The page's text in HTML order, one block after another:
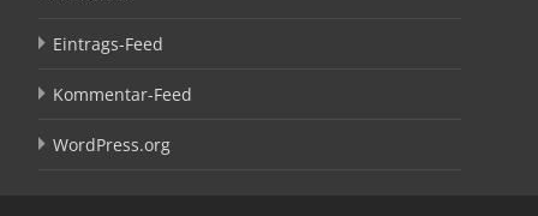
Eintrags-Feed
Kommentar-Feed
WordPress.org